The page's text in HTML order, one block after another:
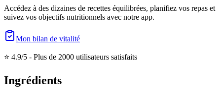
Accédez à des dizaines de recettes équilibrées, planifiez vos repas et
suivez vos objectifs nutritionnels avec notre app.
Mon bilan de vitalité
⭐ 4.9/5 - Plus de 2000 utilisateurs satisfaits
Ingrédients